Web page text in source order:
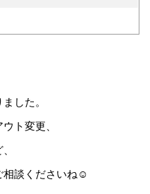
した。
ト変更、
相談くださいね☺